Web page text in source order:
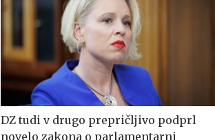
DZ tudi v drugo prepričljivo podprl
novelo zakona o parlamentarni